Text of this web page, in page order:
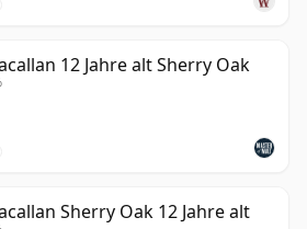
12 Jahre alt Sherry Oak
Sherry Oak 12 Jahre alt